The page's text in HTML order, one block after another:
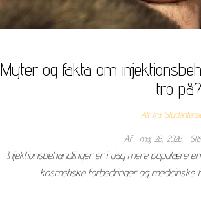
Myter og fakta om
tro på?
Alt fra
Af maj 28, 2026
Injektionsbehandlinger er i dag mere populære
kosmetiske forbedringer og medicinske